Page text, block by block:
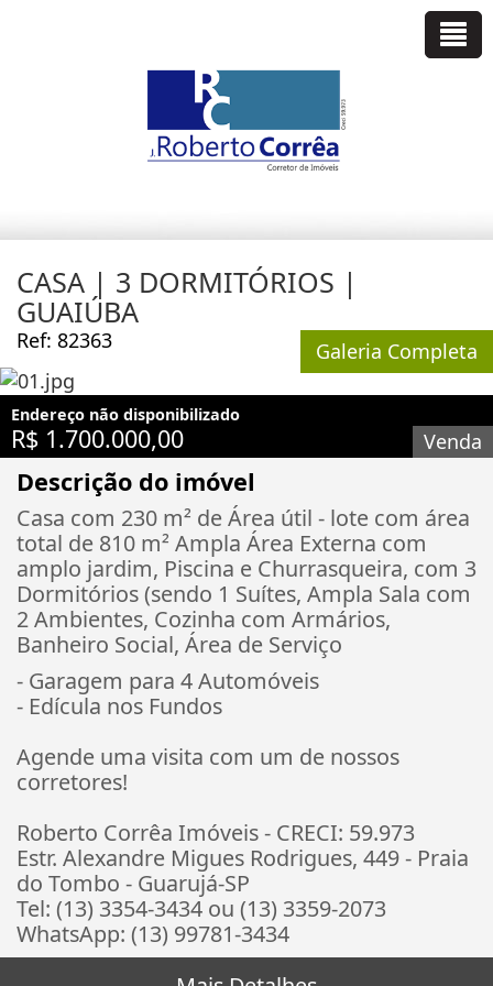
CASA | 3 DORMITÓRIOS |
GUAIÚBA
Ref: 82363 Galeria Completa
Endereço não disponibilizado
R$ 1.700.000,00 Venda
Descrição do imóvel
Casa com 230 m² de Área útil - lote com área
total de 810 m² Ampla Área Externa com
amplo jardim, Piscina e Churrasqueira, com 3
Dormitórios (sendo 1 Suítes, Ampla Sala com
2 Ambientes, Cozinha com Armários,
Banheiro Social, Área de Serviço
- Garagem para 4 Automóveis
- Edícula nos Fundos
Agende uma visita com um de nossos
corretores!
Roberto Corrêa Imóveis - CRECI: 59.973
Estr. Alexandre Migues Rodrigues, 449 - Praia
do Tombo - Guarujá-SP
Tel: (13) 3354-3434 ou (13) 3359-2073
WhatsApp: (13) 99781-3434